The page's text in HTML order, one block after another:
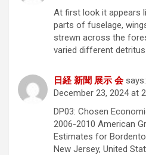
At first look it appears
parts of fuselage,
strewn across the
varied different detritus.
日経 新聞 展示 会 says:
December 23, 2024 at
DP03: Chosen
2006-2010 American
Estimates for
New Jersey, United